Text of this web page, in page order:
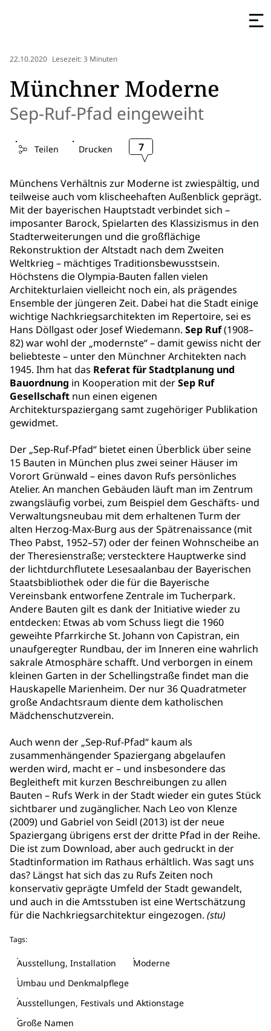
22.10.2020 Lesezeit: 3 Minuten
Münchner Moderne
Sep-Ruf-Pfad eingeweiht
Teilen Drucken 7
Münchens Verhältnis zur Moderne ist zwiespältig, und
teilweise auch vom klischeehaften Außenblick geprägt.
Mit der bayerischen Hauptstadt verbindet sich –
imposanter Barock, Spielarten des Klassizismus in den
Stadterweiterungen und die großflächige
Rekonstruktion der Altstadt nach dem Zweiten
Weltkrieg – mächtiges Traditionsbewusstsein.
Höchstens die Olympia-Bauten fallen vielen
Architekturlaien vielleicht noch ein, als prägendes
Ensemble der jüngeren Zeit. Dabei hat die Stadt einige
wichtige Nachkriegsarchitekten im Repertoire, sei es
Hans Döllgast oder Josef Wiedemann. Sep Ruf(1908–
82) war wohl der „modernste“ – damit gewiss nicht der
beliebteste – unter den Münchner Architekten nach
1945. Ihm hat das Referat für Stadtplanung und
Bauordnung in Kooperation mit derSep Ruf
Gesellschaft nun einen eigenen
Architekturspaziergang samt zugehöriger Publikation
gewidmet.
Der „Sep-Ruf-Pfad“ bietet einen Überblick über seine
15 Bauten in München plus zwei seiner Häuser im
Vorort Grünwald – eines davon Rufs persönliches
Atelier. An manchen Gebäuden läuft man im Zentrum
zwangsläufig vorbei, zum Beispiel dem Geschäfts- und
Verwaltungsneubau mit dem erhaltenen Turm der
alten Herzog-Max-Burg aus der Spätrenaissance (mit
Theo Pabst, 1952–57) oder der feinen Wohnscheibe an
der Theresienstraße; verstecktere Hauptwerke sind
der lichtdurchflutete Lesesaalanbau der Bayerischen
Staatsbibliothek oder die für die Bayerische
Vereinsbank entworfene Zentrale im Tucherpark.
Andere Bauten gilt es dank der Initiative wieder zu
entdecken: Etwas ab vom Schuss liegt die 1960
geweihte Pfarrkirche St. Johann von Capistran, ein
unaufgeregter Rundbau, der im Inneren eine wahrlich
sakrale Atmosphäre schafft. Und verborgen in einem
kleinen Garten in der Schellingstraße findet man die
Hauskapelle Marienheim. Der nur 36 Quadratmeter
große Andachtsraum diente dem katholischen
Mädchenschutzverein.
Auch wenn der „Sep-Ruf-Pfad“ kaum als
zusammenhängender Spaziergang abgelaufen
werden wird, macht er – und insbesondere das
Begleitheft mit kurzen Beschreibungen zu allen
Bauten – Rufs Werk in der Stadt wieder ein gutes Stück
sichtbarer und zugänglicher. Nach Leo von Klenze
(2009) und Gabriel von Seidl (2013) ist der neue
Spaziergang übrigens erst der dritte Pfad in der Reihe.
Die ist zum Download, aber auch gedruckt in der
Stadtinformation im Rathaus erhältlich. Was sagt uns
das? Längst hat sich das zu Rufs Zeiten noch
konservativ geprägte Umfeld der Stadt gewandelt,
und auch in die Amtsstuben ist eine Wertschätzung
für die Nachkriegsarchitektur eingezogen. (stu)
Tags:
Ausstellung, Installation
Moderne
Umbau und Denkmalpflege
Ausstellungen, Festivals und Aktionstage
Große Namen